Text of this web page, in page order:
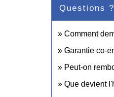
Questions
Comment
Garantie co-
Peut-on
Que devient